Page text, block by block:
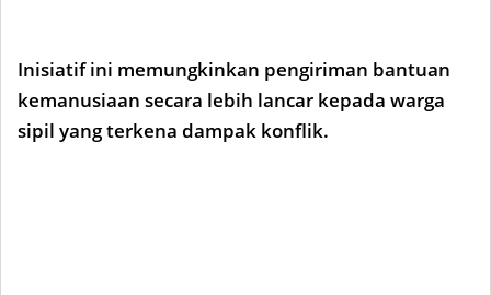
Inisiatif ini memungkinkan pengiriman bantuan
kemanusiaan secara lebih lancar kepada warga
sipil yang terkena dampak konflik.